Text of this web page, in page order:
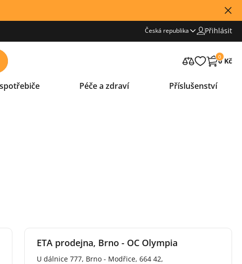
Česká republika Přihlásit
0
0 Kč
Péče a zdraví Příslušenství
ETA prodejna, Brno - OC Olympia
U dálnice 777, Brno - Modřice, 664 42,